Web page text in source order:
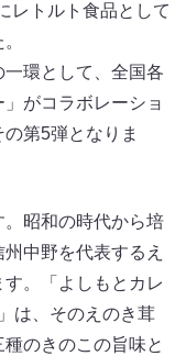
レトルト食品として
環として、全国各
がコラボレーショ
第5弾となりま
昭和の時代から培
中野を代表するえ
。「よしもとカレ
は、そのえのき茸
のきのこの旨味と